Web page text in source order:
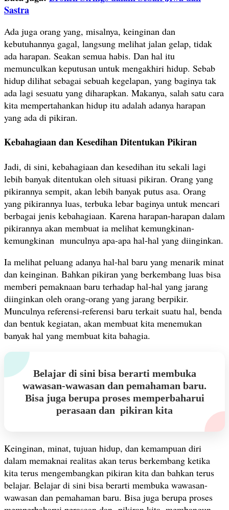
Sastra
Ada juga orang yang, misalnya, keinginan dan
kebutuhannya gagal, langsung melihat jalan gelap, tidak
ada harapan. Seakan semua habis. Dan hal itu
memunculkan keputusan untuk mengakhiri hidup. Sebab
hidup dilihat sebagai sebuah kegelapan, yang baginya tak
ada lagi sesuatu yang diharapkan. Makanya, salah satu cara
kita mempertahankan hidup itu adalah adanya harapan
yang ada di pikiran.
Kebahagiaan dan Kesedihan Ditentukan Pikiran
Jadi, di sini, kebahagiaan dan kesedihan itu sekali lagi
lebih banyak ditentukan oleh situasi pikiran. Orang yang
pikirannya sempit, akan lebih banyak putus asa. Orang
yang pikirannya luas, terbuka lebar baginya untuk mencari
berbagai jenis kebahagiaan. Karena harapan-harapan dalam
pikirannya akan membuat ia melihat kemungkinan-
kemungkinan munculnya apa-apa hal-hal yang diinginkan.
Ia melihat peluang adanya hal-hal baru yang menarik minat
dan keinginan. Bahkan pikiran yang berkembang luas bisa
memberi pemaknaan baru terhadap hal-hal yang jarang
diinginkan oleh orang-orang yang jarang berpikir.
Munculnya referensi-referensi baru terkait suatu hal, benda
dan bentuk kegiatan, akan membuat kita menemukan
banyak hal yang membuat kita bahagia.
Belajar di sini bisa berarti membuka
wawasan-wawasan dan pemahaman baru.
Bisa juga berupa proses memperbaharui
perasaan dan pikiran kita
Keinginan, minat, tujuan hidup, dan kemampuan diri
dalam memaknai realitas akan terus berkembang ketika
kita terus mengembangkan pikiran kita dan bahkan terus
belajar. Belajar di sini bisa berarti membuka wawasan-
wawasan dan pemahaman baru. Bisa juga berupa proses